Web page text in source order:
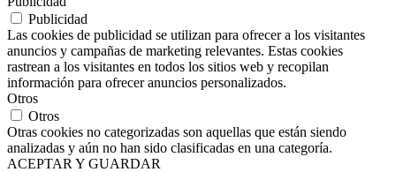
Publicidad
Las cookies de publicidad se utilizan para ofrecer a los visitantes
anuncios y campañas de marketing relevantes. Estas cookies
rastrean a los visitantes en todos los sitios web y recopilan
información para ofrecer anuncios personalizados.
Otros
Otros
Otras cookies no categorizadas son aquellas que están siendo
analizadas y aún no han sido clasificadas en una categoría.
ACEPTAR Y GUARDAR